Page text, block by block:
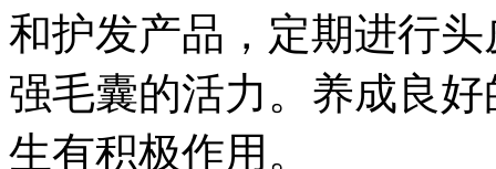
和护发产品，定期进行
强毛囊的活力。养成良
生有积极作用。